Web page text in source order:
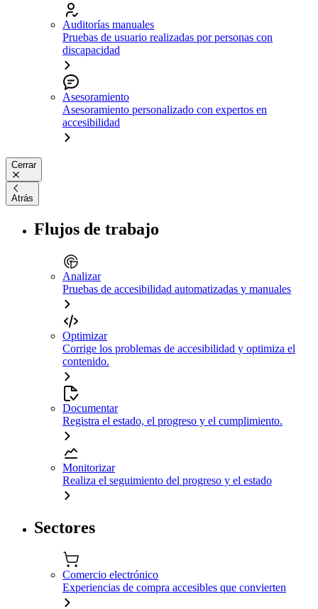
Auditorías manuales
Pruebas de usuario realizadas por personas con
discapacidad
Asesoramiento
Asesoramiento personalizado con expertos en
accesibilidad
Cerrar
Atrás
Flujos de trabajo
Analizar
Pruebas de accesibilidad automatizadas y manuales
Optimizar
Corrige los problemas de accesibilidad y optimiza el
contenido.
Documentar
Registra el estado, el progreso y el cumplimiento.
Monitorizar
Realiza el seguimiento del progreso y el estado
Sectores
Comercio electrónico
Experiencias de compra accesibles que convierten